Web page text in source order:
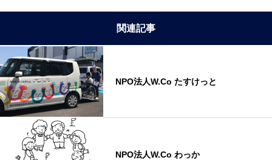
関連記事
NPO法人W.Co たすけっと
NPO法人W.Co わっか